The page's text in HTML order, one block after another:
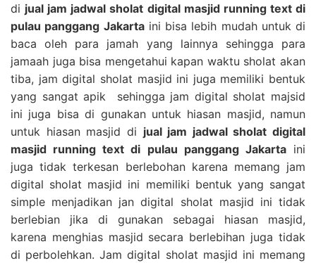
di jual jam jadwal sholat digital masjid running text di
pulau panggang Jakartaini bisa lebih mudah untuk di
baca oleh para jamah yang lainnya sehingga para
jamaah juga bisa mengetahui kapan waktu sholat akan
tiba, jam digital sholat masjid ini juga memiliki bentuk
yang sangat apik sehingga jam digital sholat majsid
ini juga bisa di gunakan untuk hiasan masjid, namun
untuk hiasan masjid di jual jam jadwal sholat digital
masjid running text di pulau panggang Jakartaini
juga tidak terkesan berlebohan karena memang jam
digital sholat masjid ini memiliki bentuk yang sangat
simple menjadikan jan digital sholat masjid ini tidak
berlebian jika di gunakan sebagai hiasan masjid,
karena menghias masjid secara berlebihan juga tidak
di perbolehkan. Jam digital sholat masjid ini memang